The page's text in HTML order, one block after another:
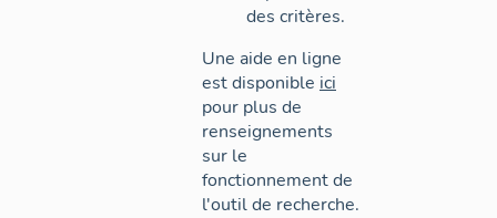
des critères.
Une aide en ligne
est disponible ici
pour plus de
renseignements
sur le
fonctionnement de
l'outil de recherche.